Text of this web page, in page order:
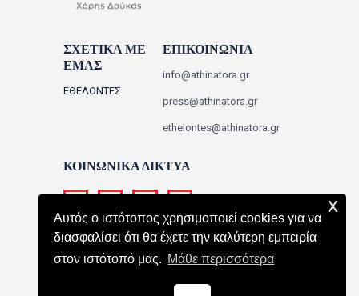
ΣΧΕΤΙΚΑ ΜΕ
ΕΜΑΣ
ΕΘΕΛΟΝΤΕΣ
ΕΠΙΚΟΙΝΩΝΙΑ
info@athinatora.gr
press@athinatora.gr
ethelontes@athinatora.gr
ΚΟΙΝΩΝΙΚΑ ΔΙΚΤΥΑ
All Rights Reserved.
Αυτός ο ιστότοπος χρησιμοποιεί cookies για να
διασφαλίσει ότι θα έχετε την καλύτερη εμπειρία
στον ιστότοπό μας. Μάθε περισσότερα
x